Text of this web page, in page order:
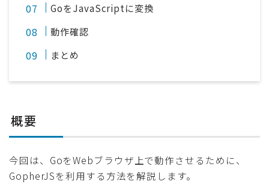
GoをJavaScriptに変換
動作確認
まとめ
概要
今回は、GoをWebブラウザ上で動作させるために、
GopherJSを利用する方法を解説します。